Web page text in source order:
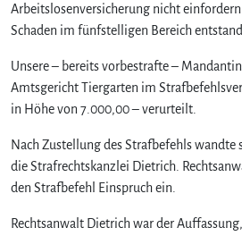
Arbeitslosenversicherung nicht
Schaden im fünfstelligen Bereich
Unsere – bereits vorbestrafte –
Amtsgericht Tiergarten im
in Höhe von 7.000,00 – verurteilt.
Nach Zustellung des Strafbefehls wandte
die Strafrechtskanzlei Dietrich.
den Strafbefehl Einspruch ein.
Rechtsanwalt Dietrich war der